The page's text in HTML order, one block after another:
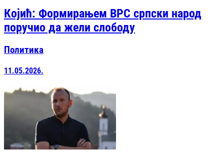
Којић: Формирањем ВРС српски народ
поручио да жели слободу
Политика
11.05.2026.